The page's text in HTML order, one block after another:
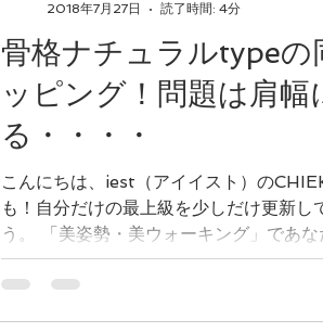
骨格ナチュラルtypeの
ッピング！問題は肩幅
る・・・・
こんにちは、iest（アイイスト）の
も！自分だけの最上級を少しだけ更新し
う。 「美姿勢・美ウォーキング」であ
たの見た目は確実に変わります！！ を
えたいは、アメーバblogにアップしてい
2018年7月27日
読了時間: 4分